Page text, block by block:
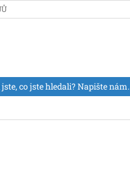
co jste hledali? Napište nám.